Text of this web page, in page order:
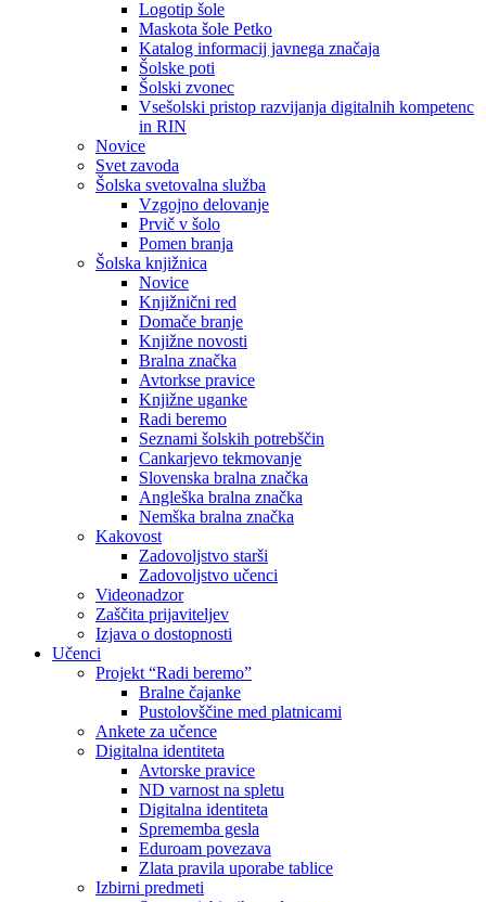
Logotip šole
Maskota šole Petko
Katalog informacij javnega značaja
Šolske poti
Šolski zvonec
Vsešolski pristop razvijanja digitalnih kompetenc
in RIN
Novice
Svet zavoda
Šolska svetovalna služba
Vzgojno delovanje
Prvič v šolo
Pomen branja
Šolska knjižnica
Novice
Knjižnični red
Domače branje
Knjižne novosti
Bralna značka
Avtorkse pravice
Knjižne uganke
Radi beremo
Seznami šolskih potrebščin
Cankarjevo tekmovanje
Slovenska bralna značka
Angleška bralna značka
Nemška bralna značka
Kakovost
Zadovoljstvo starši
Zadovoljstvo učenci
Videonadzor
Zaščita prijaviteljev
Izjava o dostopnosti
Učenci
Projekt “Radi beremo”
Bralne čajanke
Pustolovščine med platnicami
Ankete za učence
Digitalna identiteta
Avtorske pravice
ND varnost na spletu
Digitalna identiteta
Sprememba gesla
Eduroam povezava
Zlata pravila uporabe tablice
Izbirni predmeti